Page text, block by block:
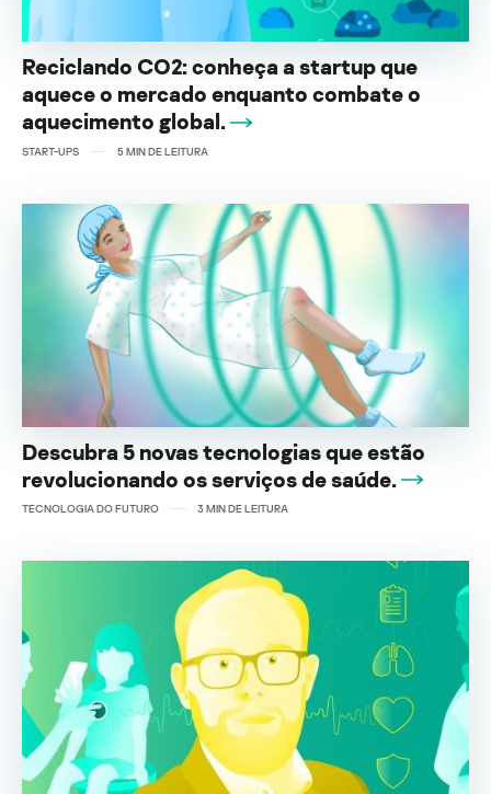
Reciclando CO2: conheça a startup que
aquece o mercado enquanto combate o
aquecimento global.
START-UPS 5MIN DE LEITURA
Descubra 5 novas tecnologias que estão
revolucionando os serviços de saúde.
TECNOLOGIA DO FUTURO 3MIN DE LEITURA